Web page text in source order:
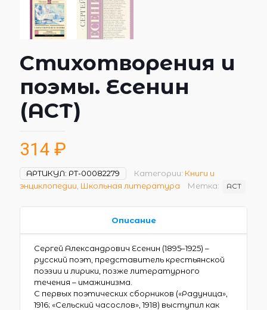
Стихотворения и
поэмы. Есенин
(АСТ)
314 ₽
АРТИКУЛ: РТ-00082279 Категории: Книги и
энциклопедии Школьная литература Метка: АСТ
Описание
Сергей Александрович Есенин (1895–1925) –
русский поэт, представитель крестьянской
поэзии и лирики, позже литературного
течения – имажинизма.
С первых поэтических сборников («Радуница»,
1916; «Сельский часослов», 1918) выступил как